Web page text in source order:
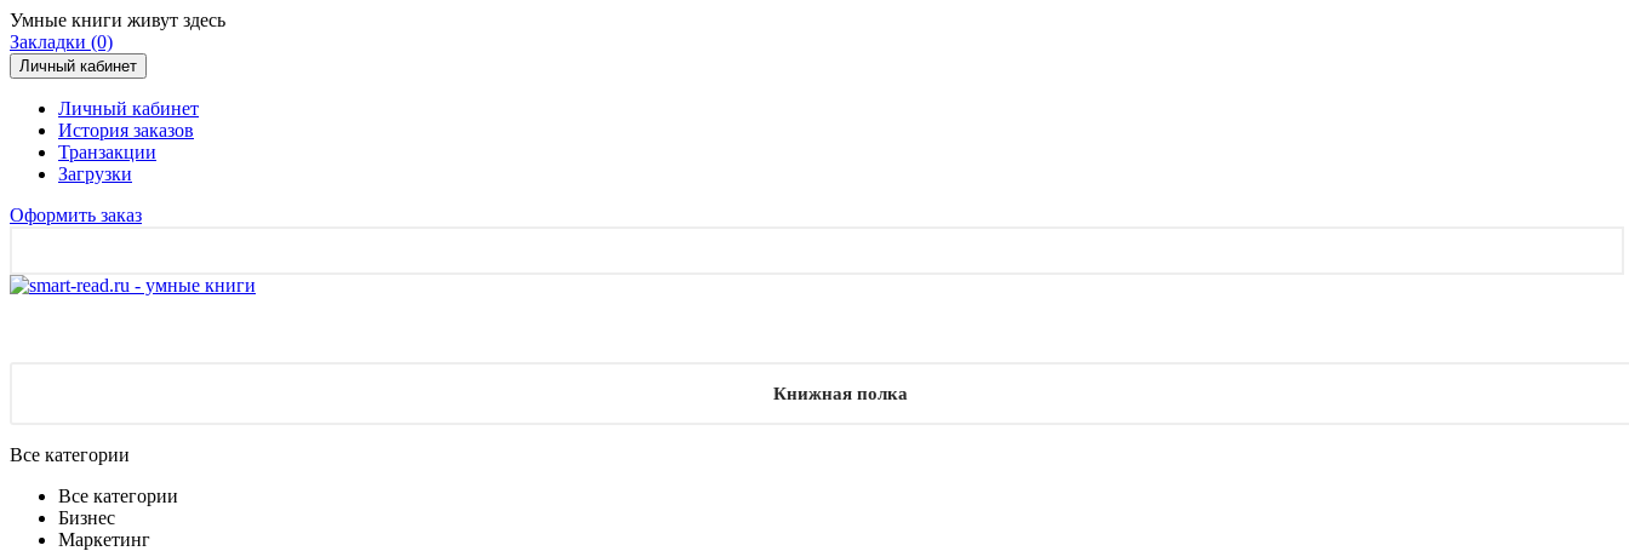
Умные книги живут здесь
Закладки (0)
Личный кабинет
Личный кабинет
История заказов
Транзакции
Загрузки
Оформить заказ
Книжная полка
Все категории
Все категории
Бизнес
Маркетинг